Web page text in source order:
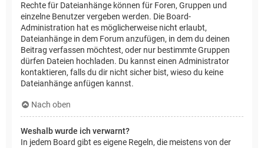
Rechte für Dateianhänge können für Foren, Gruppen und
einzelne Benutzer vergeben werden. Die Board-
Administration hat es möglicherweise nicht erlaubt,
Dateianhänge in dem Forum anzufügen, in dem du deinen
Beitrag verfassen möchtest, oder nur bestimmte Gruppen
dürfen Dateien hochladen. Du kannst einen Administrator
kontaktieren, falls du dir nicht sicher bist, wieso du keine
Dateianhänge anfügen kannst.
Nach oben
Weshalb wurde ich verwarnt?
In jedem Board gibt es eigene Regeln, die meistens von der